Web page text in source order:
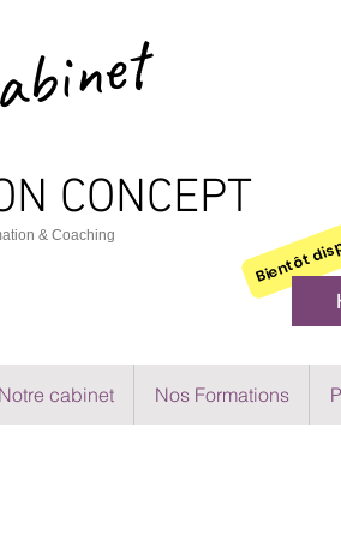
CONCEPT
& Coaching Bientôt
Notre cabinet Nos Formations